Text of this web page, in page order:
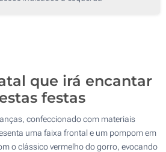
que irá encantar
festas
confeccionado com materiais
uma faixa frontal e um pompom em
o clássico vermelho do gorro, evocando